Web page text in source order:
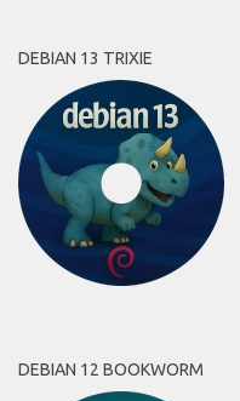
DEBIAN 13 TRIXIE
DEBIAN 12 BOOKWORM